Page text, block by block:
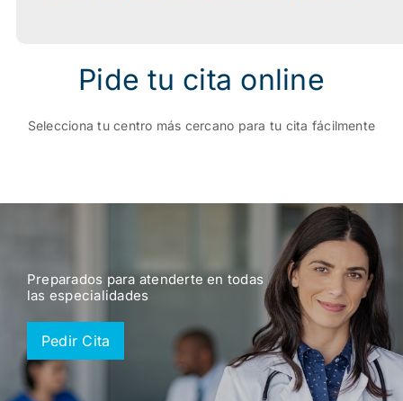
Pide tu cita online
Selecciona tu centro más cercano para tu cita fácilmente
Preparados para atenderte en todas
las especialidades
Pedir Cita